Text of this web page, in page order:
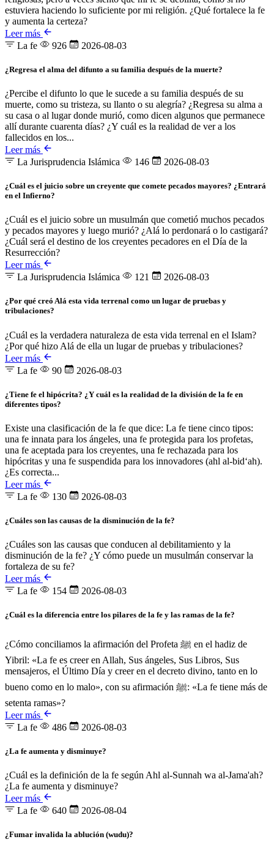
estuviera haciendo lo suficiente por mi religión. ¿Qué fortalece la fe
y aumenta la certeza?
Leer más
La fe
926 2026-08-03
¿Regresa el alma del difunto a su familia después de la muerte?
¿Percibe el difunto lo que le sucede a su familia después de su
muerte, como su tristeza, su llanto o su alegría? ¿Regresa su alma a
su casa o al lugar donde murió, como dicen algunos que permanece
allí durante cuarenta días? ¿Y cuál es la realidad de ver a los
fallecidos en los...
Leer más
La Jurisprudencia Islámica
146 2026-08-03
¿Cuál es el juicio sobre un creyente que comete pecados mayores? ¿Entrará
en el Infierno?
¿Cuál es el juicio sobre un musulmán que cometió muchos pecados
y pecados mayores y luego murió? ¿Alá lo perdonará o lo castigará?
¿Cuál será el destino de los creyentes pecadores en el Día de la
Resurrección?
Leer más
La Jurisprudencia Islámica
121 2026-08-03
¿Por qué creó Alá esta vida terrenal como un lugar de pruebas y
tribulaciones?
¿Cuál es la verdadera naturaleza de esta vida terrenal en el Islam?
¿Por qué hizo Alá de ella un lugar de pruebas y tribulaciones?
Leer más
La fe
90 2026-08-03
¿Tiene fe el hipócrita? ¿Y cuál es la realidad de la división de la fe en
diferentes tipos?
Existe una clasificación de la fe que dice: La fe tiene cinco tipos:
una fe innata para los ángeles, una fe protegida para los profetas,
una fe aceptada para los creyentes, una fe rechazada para los
hipócritas y una fe suspendida para los innovadores (ahl al-bid‘ah).
¿Es correcta...
Leer más
La fe
130 2026-08-03
¿Cuáles son las causas de la disminución de la fe?
¿Cuáles son las causas que conducen al debilitamiento y la
disminución de la fe? ¿Y cómo puede un musulmán conservar la
fortaleza de su fe?
Leer más
La fe
154 2026-08-03
¿Cuál es la diferencia entre los pilares de la fe y las ramas de la fe?
¿Cómo conciliamos la afirmación del Profeta ﷺ en el hadiz de
Yibril: «La fe es creer en Allah, Sus ángeles, Sus Libros, Sus
mensajeros, el Último Día y creer en el decreto divino, tanto en lo
bueno como en lo malo», con su afirmación ﷺ: «La fe tiene más de
setenta ramas»?
Leer más
La fe
486 2026-08-03
¿La fe aumenta y disminuye?
¿Cuál es la definición de la fe según Ahl al-Sunnah wa al-Jama'ah?
¿La fe aumenta y disminuye?
Leer más
La fe
640 2026-08-04
¿Fumar invalida la ablución (wudu)?